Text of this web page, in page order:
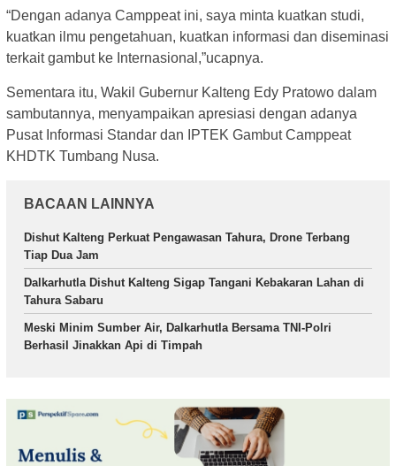
“Dengan adanya Camppeat ini, saya minta kuatkan studi,
kuatkan ilmu pengetahuan, kuatkan informasi dan diseminasi
terkait gambut ke Internasional,”ucapnya.
Sementara itu, Wakil Gubernur Kalteng Edy Pratowo dalam
sambutannya, menyampaikan apresiasi dengan adanya
Pusat Informasi Standar dan IPTEK Gambut Camppeat
KHDTK Tumbang Nusa.
BACAAN LAINNYA
Dishut Kalteng Perkuat Pengawasan Tahura, Drone Terbang
Tiap Dua Jam
Dalkarhutla Dishut Kalteng Sigap Tangani Kebakaran Lahan di
Tahura Sabaru
Meski Minim Sumber Air, Dalkarhutla Bersama TNI-Polri
Berhasil Jinakkan Api di Timpah